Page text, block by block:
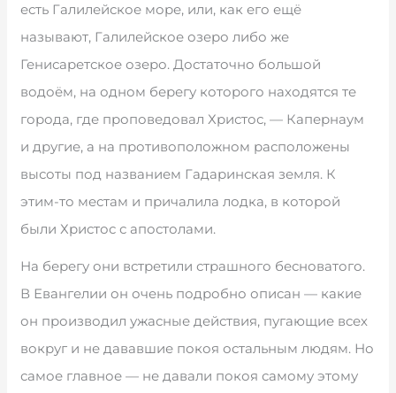
есть Галилейское море, или, как его ещё
называют, Галилейское озеро либо же
Генисаретское озеро. Достаточно большой
водоём, на одном берегу которого находятся те
города, где проповедовал Христос, — Капернаум
и другие, а на противоположном расположены
высоты под названием Гадаринская земля. К
этим-то местам и причалила лодка, в которой
были Христос с апостолами.
На берегу они встретили страшного бесноватого.
В Евангелии он очень подробно описан — какие
он производил ужасные действия, пугающие всех
вокруг и не дававшие покоя остальным людям. Но
самое главное — не давали покоя самому этому